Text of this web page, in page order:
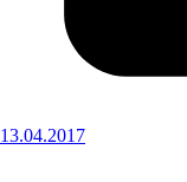
13.04.2017